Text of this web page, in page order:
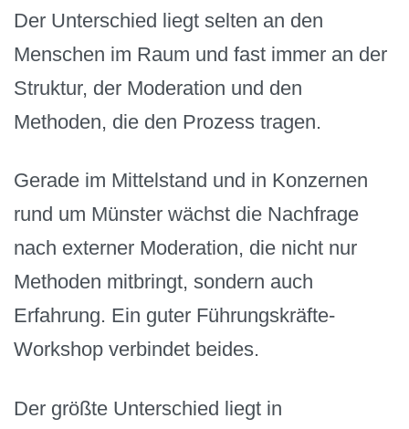
Der Unterschied liegt selten an den
Menschen im Raum und fast immer an der
Struktur, der Moderation und den
Methoden, die den Prozess tragen.
Gerade im Mittelstand und in Konzernen
rund um Münster wächst die Nachfrage
nach externer Moderation, die nicht nur
Methoden mitbringt, sondern auch
Erfahrung. Ein guter Führungskräfte-
Workshop verbindet beides.
Der größte Unterschied liegt in